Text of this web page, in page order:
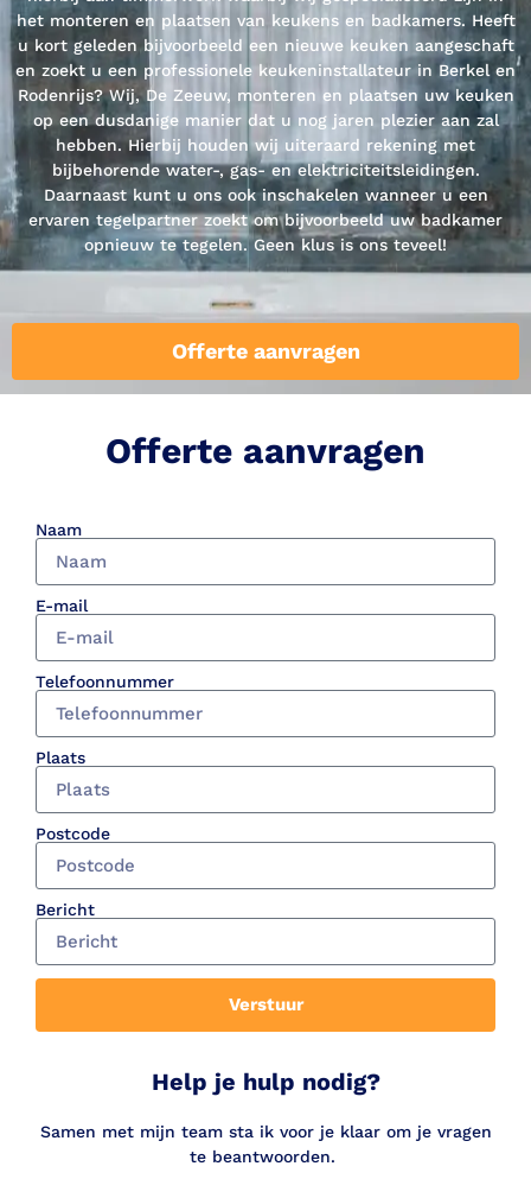
het monteren en plaatsen van keukens en badkamers. Heeft
u kort geleden bijvoorbeeld een nieuwe keuken aangeschaft
en zoekt u een professionele keukeninstallateur in Berkel en
Rodenrijs? Wij, De Zeeuw, monteren en plaatsen uw keuken
op een dusdanige manier dat u nog jaren plezier aan zal
hebben. Hierbij houden wij uiteraard rekening met
bijbehorende water-, gas- en elektriciteitsleidingen.
Daarnaast kunt u ons ook inschakelen wanneer u een
ervaren tegelpartner zoekt om bijvoorbeeld uw badkamer
opnieuw te tegelen. Geen klus is ons teveel!
Offerte aanvragen
Offerte aanvragen
Naam
E-mail
Telefoonnummer
Plaats
Postcode
Bericht
Verstuur
Help je hulp nodig?
Samen met mijn team sta ik voor je klaar om jevragen
te beantwoorden.